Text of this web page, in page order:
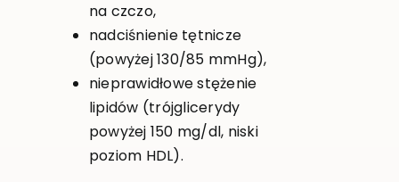
na czczo,
nadciśnienie tętnicze
(powyżej 130/85 mmHg),
nieprawidłowe stężenie
lipidów (trójglicerydy
powyżej 150 mg/dl, niski
poziom HDL).